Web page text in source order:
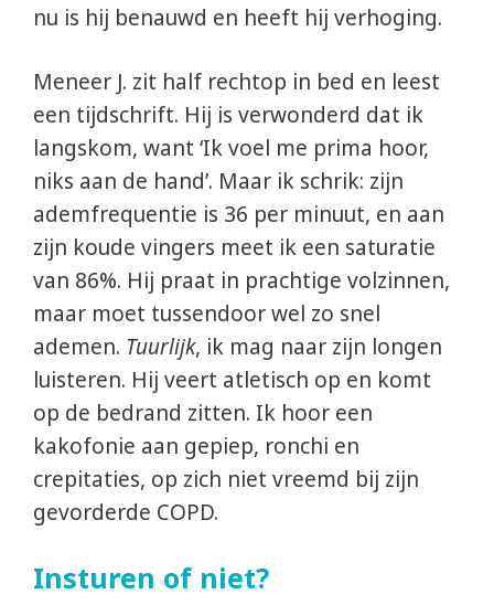
nu is hij benauwd en heeft hij verhoging.
Meneer J. zit half rechtop in bed en leest
een tijdschrift. Hij is verwonderd dat ik
langskom, want ‘Ik voel me prima hoor,
niks aan de hand’. Maar ik schrik: zijn
ademfrequentie is 36 per minuut, en aan
zijn koude vingers meet ik een saturatie
van 86%. Hij praat in prachtige volzinnen,
maar moet tussendoor wel zo snel
ademen. Tuurlijk, ik mag naar zijn longen
luisteren. Hij veert atletisch op en komt
op de bedrand zitten. Ik hoor een
kakofonie aan gepiep, ronchi en
crepitaties, op zich niet vreemd bij zijn
gevorderde COPD.
Insturen of niet?